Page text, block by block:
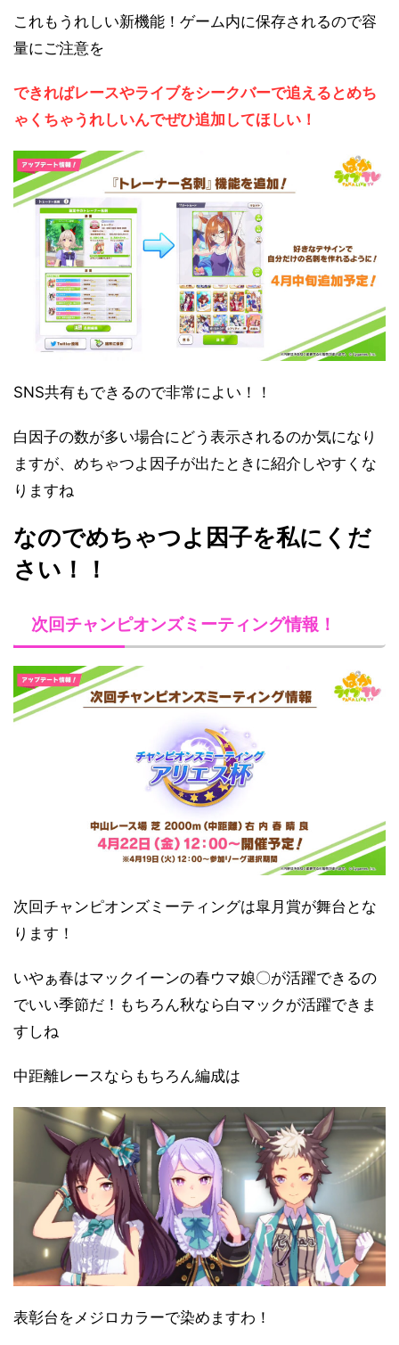
これもうれしい新機能！ゲーム内に保存されるので容
量にご注意を
できればレースやライブをシークバーで追えるとめち
ゃくちゃうれしいんでぜひ追加してほしい！
SNS共有もできるので非常によい！！
白因子の数が多い場合にどう表示されるのか気になり
ますが、めちゃつよ因子が出たときに紹介しやすくな
りますね
なのでめちゃつよ因子を私にくだ
さい！！
次回チャンピオンズミーティング情報！
次回チャンピオンズミーティングは皐月賞が舞台とな
ります！
いやぁ春はマックイーンの春ウマ娘〇が活躍できるの
でいい季節だ！もちろん秋なら白マックが活躍できま
すしね
中距離レースならもちろん編成は
表彰台をメジロカラーで染めますわ！